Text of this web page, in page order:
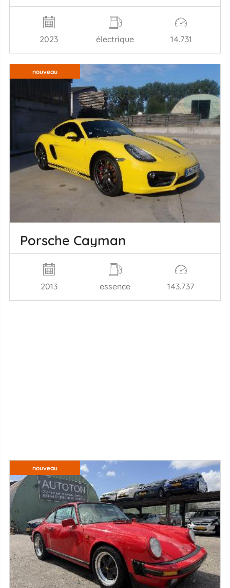
2023 électrique 14.731
nouveau
Porsche Cayman
2013 essence 143.737
nouveau